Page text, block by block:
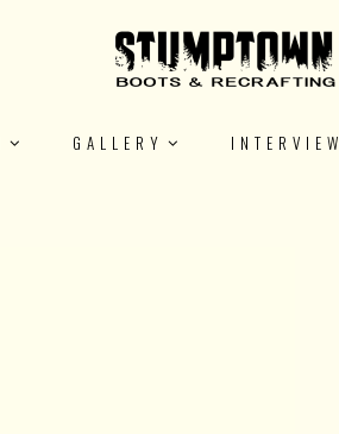
GALLERY INTERVIEW